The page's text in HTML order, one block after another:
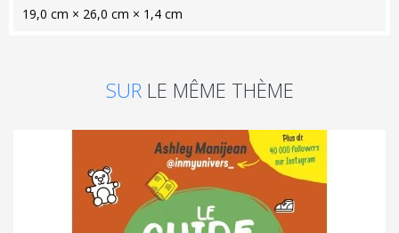
19,0 cm × 26,0 cm × 1,4 cm
SUR LE MÊME THÈME